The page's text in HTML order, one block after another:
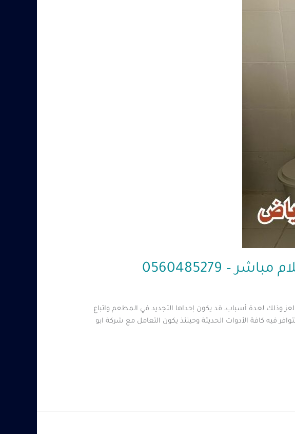
شراء معدات مطاعم مستعمله بالرياض – 0560485279 – شركة ابو العز وذلك لعدة أسباب، قد يكون إحداها التجديد في المطعم واتباع
فيه كافة الأدوات الحديثة وحينئذ يكون التعامل مع شركة ابو